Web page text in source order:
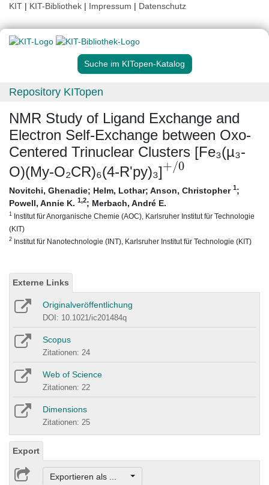
KIT | KIT-Bibliothek | Impressum | Datenschutz
Suche im KITopen-Katalog
Repository KITopen
NMR Study of Ligand Exchange and
Electron Self-Exchange between Oxo-
Centered Trinuclear Clusters [Fe₃(µ₃-
O)(My-O₂CR)₆(4-R'py)₃]
+/0
Novitchi, Ghenadie; Helm, Lothar; Anson, Christopher 1;
Powell, Annie K. 1,2; Merbach, André E.
1 Institut für Anorganische Chemie (AOC), Karlsruher Institut für Technologie
(KIT)
2 Institut für Nanotechnologie (INT), Karlsruher Institut für Technologie (KIT)
Externe Links
Originalveröffentlichung
DOI: 10.1021/ic201484q
Scopus
Zitationen: 24
Web of Science
Zitationen: 22
Dimensions
Zitationen: 25
Export
Exportieren als ...